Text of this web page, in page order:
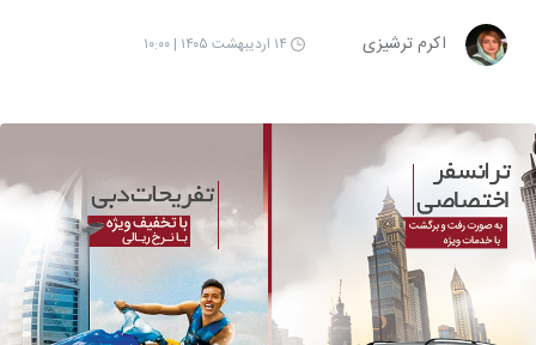
اکرم ترشیزی ۱۴ اردیبهشت ۱۴۰۵ | ۱۰:۰۰